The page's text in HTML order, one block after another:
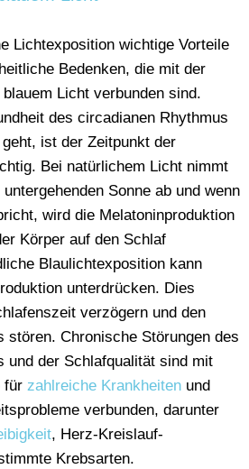
Lichtexposition wichtige Vorteile
Bedenken, die mit der
Licht verbunden sind.
des circadianen Rhythmus
ist der Zeitpunkt der
Bei natürlichem Licht nimmt
Sonne ab und wenn
wird die Melatoninproduktion
Körper auf den Schlaf
Blaulichtexposition kann
unterdrücken. Dies
verzögern und den
stören. Chronische Störungen des
und der Schlafqualität sind mit
für zahlreiche Krankheiten und
verbunden, darunter
, Herz-Kreislauf-
Krebsarten.